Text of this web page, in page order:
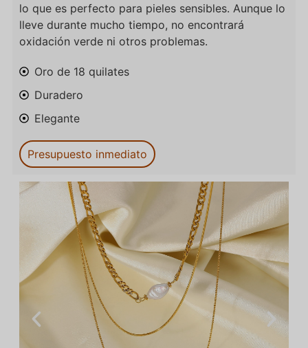
lo que es perfecto para pieles sensibles. Aunque lo
lleve durante mucho tiempo, no encontrará
oxidación verde ni otros problemas.
Oro de 18 quilates
Duradero
Elegante
Presupuesto inmediato